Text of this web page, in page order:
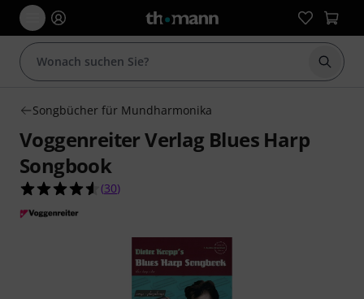
Suche
Songbücher für Mundharmonika
Voggenreiter Verlag Blues Harp
Songbook
4.6 von 5 Sternen aus 30 Kundenbewertungen
(30)